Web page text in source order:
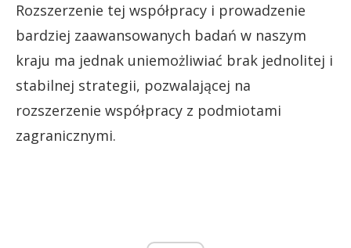
Rozszerzenie tej współpracy i prowadzenie
bardziej zaawansowanych badań w naszym
kraju ma jednak uniemożliwiać brak jednolitej i
stabilnej strategii, pozwalającej na
rozszerzenie współpracy z podmiotami
zagranicznymi.